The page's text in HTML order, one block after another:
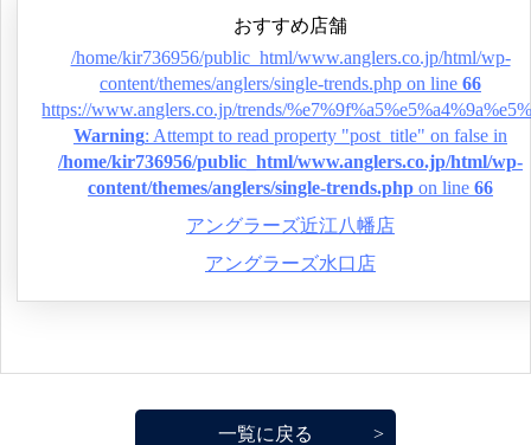
おすすめ店舗
/home/kir736956/public_html/www.anglers.co.jp/html/wp-
content/themes/anglers/single-trends.php on line 66
https://www.anglers.co.jp/trends/
Warning: Attempt to read property "post_title" on false in
/home/kir736956/public_html/www.anglers.co.jp/html/wp-
content/themes/anglers/single-trends.php on line 66
アングラーズ近江八幡店
アングラーズ水口店
一覧に戻る